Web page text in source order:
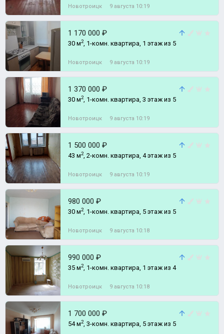
Новотроицк 9 августа 10:19
1 170 000 ₽
30 м2, 1-комн. квартира, 1 этаж из 5
Новотроицк 9 августа 10:19
1 370 000 ₽
30 м2, 1-комн. квартира, 3 этаж из 5
Новотроицк 9 августа 10:19
1 500 000 ₽
43 м2, 2-комн. квартира, 4 этаж из 5
Новотроицк 9 августа 10:19
980 000 ₽
30 м2, 1-комн. квартира, 5 этаж из 5
Новотроицк 9 августа 10:18
990 000 ₽
35 м2, 1-комн. квартира, 1 этаж из 4
Новотроицк 9 августа 10:18
1 700 000 ₽
54 м2, 3-комн. квартира, 5 этаж из 5